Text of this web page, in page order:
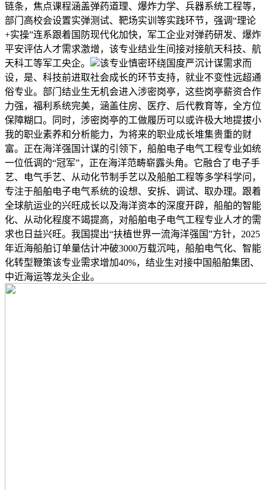
链条，焦点课程涵盖弹药道理、爆炸力学、兵器系统工程等，
部门高校会设置实弹测试、靶场实训等实践环节，强调“理论
+实操”连系跟着国防现代化加快，军工企业对弹药研发、爆炸
平安评估人才需求激增，该专业结业生间接对接航天科技、航
天科工等军工央企。
该专业慎密环绕国度严沉计谋需求而
设，是、科技前进取社会成长的环节支持，就业不变性远超通
俗专业。部门结业生无机会进入涉密岗亭，这些岗亭薪资合作
力强，福利系统完美，涵盖住房、医疗、后代教育等，全方位
保障糊口。同时，涉密岗亭的工做履历可以或许极大地提拔小
我的职业素养和分析能力，为将来的职业成长堆集贵重的财
富。正在海洋强国计谋的引领下，船舶电子电气工程专业如统
一位低调的“冠军”，正在海洋范畴崭露头角。它融合了电子手
艺、电气手艺、从动化节制手艺以及船舶工程等多学科学问，
专注于船舶电子电气系统的设想、安拆、调试、取办理。跟着
全球航运业的兴旺成长以及海洋资本的深度开辟，船舶的智能
化、从动化程度不竭提高，对船舶电子电气工程专业人才的需
求也日益兴旺。我国提出“扶植世界一流海洋强国”方针，2025
年近海船舶订单量估计冲破3000万载沉吨，船舶电气化、智能
化转型鞭策该专业需求增加40%，结业生对接中国船舶集团、
中近海运等龙头企业。